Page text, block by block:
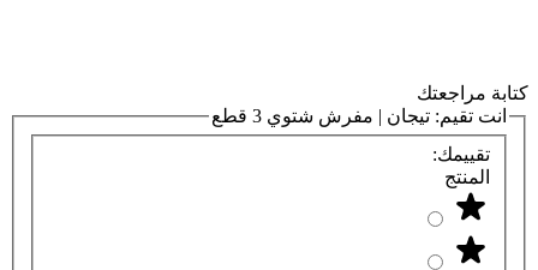
كتابة مراجعتك
انت تقيم: تيجان | مفرش شتوي 3 قطع
تقييمك:
المنتج